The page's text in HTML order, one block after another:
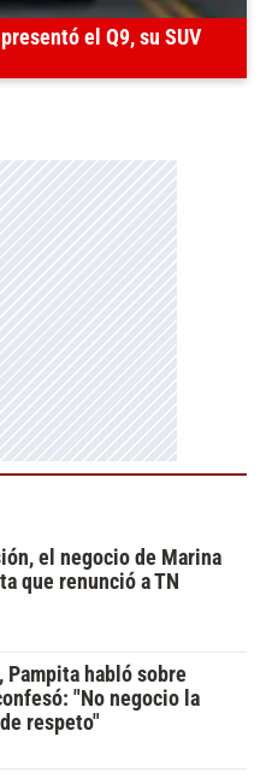
el Q9, su SUV
el negocio de Marina
que renunció a TN
Pampita habló sobre
"No negocio la
respeto"